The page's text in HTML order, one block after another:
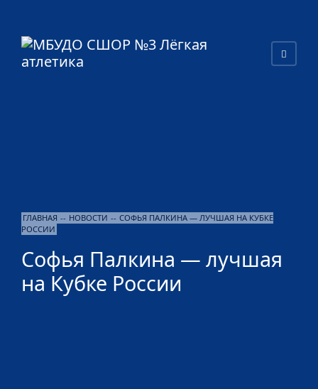
ГЛАВНАЯ -- НОВОСТИ -- СОФЬЯ ПАЛКИНА — ЛУЧШАЯ НА КУБКЕ
РОССИИ
Софья Палкина — лучшая
на Кубке России